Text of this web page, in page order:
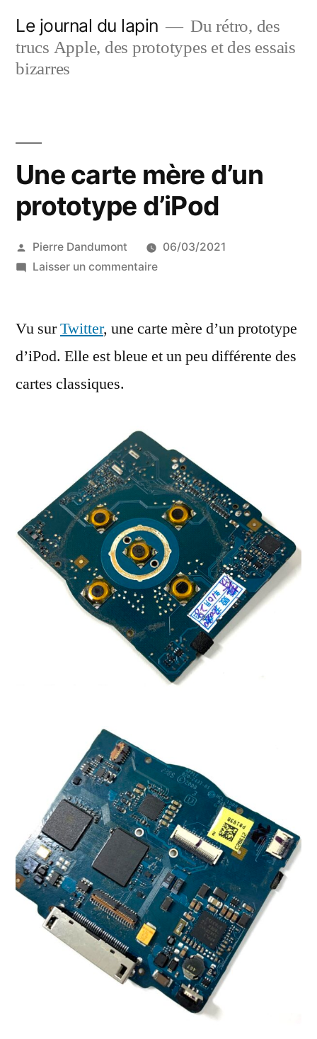
contenu
Le journal du lapin
Du rétro, des
trucs Apple, des prototypes et des essais
bizarres
Une carte mère d’un
prototype d’iPod
Publié
par
Pierre Dandumont
06/03/2021
Laisser un commentairesur
mère
prototype
Vu surTwitter, une carte mère d’un prototype
d’iPod. Elle est bleue et un peu différente des
cartes classiques.